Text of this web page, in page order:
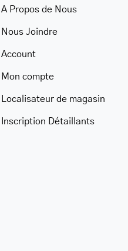
CASE
A Propos de Nous
Nous Joindre
Account
Mon compte
Localisateur de magasin
Inscription Détaillants